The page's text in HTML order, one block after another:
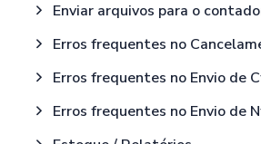
Enviar arquivos para o
Erros frequentes no
Erros frequentes no Envio de
Erros frequentes no Envio de